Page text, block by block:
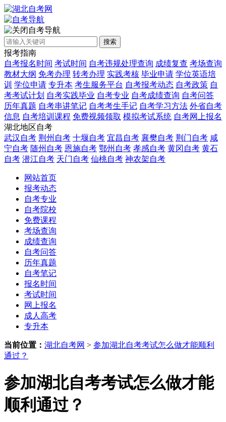
自考导航
搜索
报考指南
自考报名时间 考试时间 自考违规处理查询 成绩复查 考场查询
教材大纲 免考办理 转考办理 实践考核 毕业申请 学位英语培
训 学位申请 专升本 考生服务平台 自考报考动态 自考政策 自
考考试计划 自考实践毕业 自考专业 自考成绩查询 自考问答
历年真题 自考串讲笔记 自考考生手记 自考学习方法 外省自考
信息 自考培训课程 免费视频领取 模拟考试系统 自考网上报名
湖北地区自考
武汉自考 荆州自考 十堰自考 宜昌自考 襄樊自考 荆门自考 咸
宁自考 随州自考 恩施自考 鄂州自考 孝感自考 黄冈自考 黄石
自考 潜江自考 天门自考 仙桃自考 神农架自考
网站首页
报考动态
自考专业
自考院校
免费课程
考场查询
成绩查询
自考问答
历年真题
自考笔记
报名时间
考试时间
网上报名
成人高考
专升本
当前位置： 湖北自考网 > 参加湖北自考考试怎么做才能顺利
通过？
参加湖北自考考试怎么做才能
顺利通过？